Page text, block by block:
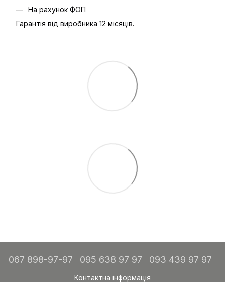
На рахунок ФОП
Гарантія від виробника 12 місяців.
067 898-97-97 095 638 97 97 093 439 97 97
Контактна інформація